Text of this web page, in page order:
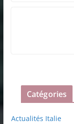
Catégories
Actualités Italie